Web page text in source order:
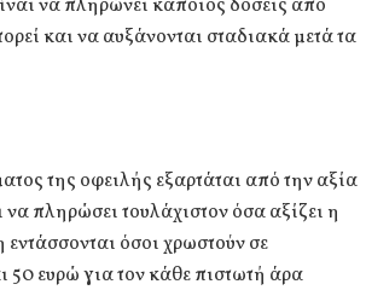
να πληρώνει κάποιος δόσεις από
και να αυξάνονται σταδιακά μετά τα
της οφειλής εξαρτάται από την αξία
πληρώσει τουλάχιστον όσα αξίζει η
όσοι χρωστούν σε
50 ευρώ για τον κάθε πιστωτή άρα